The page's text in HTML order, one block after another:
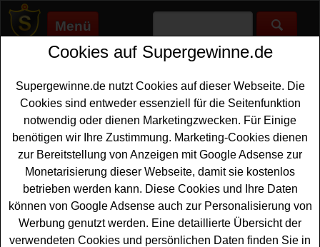
Menü
Supergewinne.de>Gewinnspiele>Scooter
Scooter Gewinnspiele - kostenlos
Scooter gewinnen
Alle Scooter Gewinnspiele finden Sie hier. Bei diesen
Gewinnspielen haben Sie die Chance, kostenlos einen
Scooter gewinnen zu können. Vom Stunt Scooter und Trick
Scooter bis zum normalen Cruiser und E-Scooter können
Sie zahlreiche, tolle Scooter gewinnen.
Cookies auf Supergewinne.de
Supergewinne.de nutzt Cookies auf dieser Webseite. Die
Cookies sind entweder essenziell für die Seitenfunktion
notwendig oder dienen Marketingzwecken. Für Einige
benötigen wir Ihre Zustimmung. Marketing-Cookies dienen
zur Bereitstellung von Anzeigen mit Google Adsense zur
Monetarisierung dieser Webseite, damit sie kostenlos
betrieben werden kann. Diese Cookies und Ihre Daten
können von Google Adsense auch zur Personalisierung von
Werbung genutzt werden. Eine detaillierte Übersicht der
verwendeten Cookies und persönlichen Daten finden Sie in